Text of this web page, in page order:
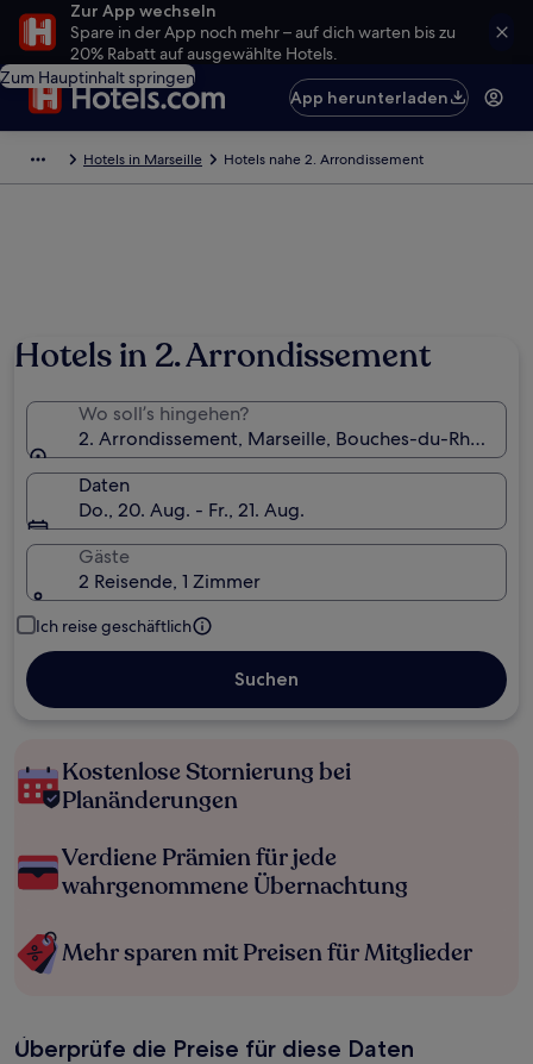
Zur App wechseln
Spare in der App noch mehr – auf dich warten bis zu
20% Rabatt auf ausgewählte Hotels.
Zum Hauptinhalt springen
App herunterladen
Hotels in Marseille Hotels nahe 2. Arrondissement
Hotels in 2. Arrondissement
Wo soll’s hingehen?
2. Arrondissement, Marseille, Bouches-du-Rhône,
Daten
Do., 20. Aug. - Fr., 21. Aug.
Gäste
2 Reisende, 1 Zimmer
Ich reise geschäftlich
Suchen
Kostenlose Stornierung bei
Planänderungen
Verdiene Prämien für jede
wahrgenommene Übernachtung
Mehr sparen mit Preisen für Mitglieder
Überprüfe die Preise für diese Daten